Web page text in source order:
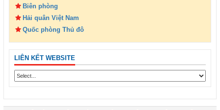
Biên phòng
Hải quân Việt Nam
Quốc phòng Thủ đô
LIÊN KẾT WEBSITE